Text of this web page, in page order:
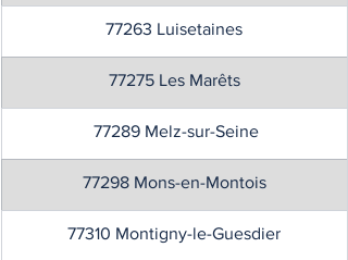
77263 Luisetaines
77275 Les Marêts
77289 Melz-sur-Seine
77298 Mons-en-Montois
77310 Montigny-le-Guesdier